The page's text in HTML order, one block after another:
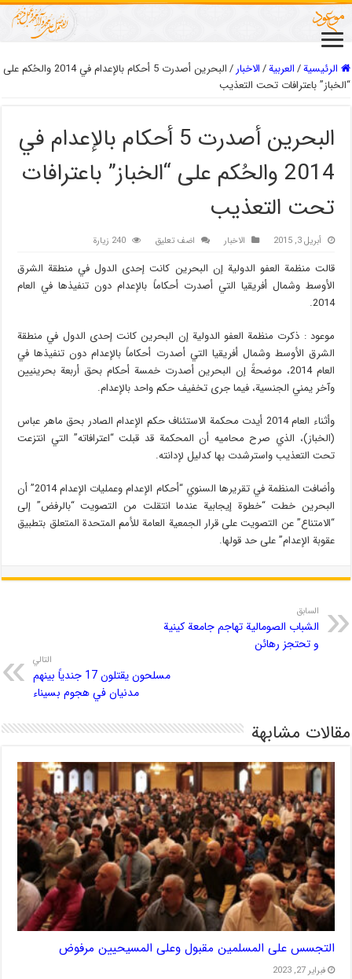
الرئيسية/العربیة/الاخبار/
البحرين أصدرت 5 أحكام بالإعدام في 2014 والحُكم على
“الخباز” باعترافات تحت التعذيب
البحرين أصدرت 5 أحكام بالإعدام في
2014 والحُكم على “الخباز” باعترافات
تحت التعذيب
أبريل 3, 2015 الاخبار اضف تعليق 240 زيارة
قالت منظمة العفو الدولية إن البحرين كانت إحدى الدول في منطقة الشرق
الأوسط وشمال أفريقيا التي أصدرت أحكاماً بالإعدام دون تنفيذها في العام
2014.
موعود : ذکرت منظمة العفو الدولية إن البحرين كانت إحدى الدول في منطقة
الشرق الأوسط وشمال أفريقيا التي أصدرت أحكاماً بالإعدام دون تنفيذها في
العام 2014، موضحةً إن البحرين أصدرت خمسة أحكام بحق أربعة بحرينيين
وآخر يمني الجنسية، فيما جرى تخفيف حكم واحد بالإعدام.
وأثناء العام 2014 أيدت محكمة الاستئناف حكم الإعدام الصادر بحق ماهر عباس
(الخباز)، الذي صرح محاميه أن المحكمة قد قبلت “اعترافاته” التي انتزعت
تحت التعذيب واسترشدت بها كدليل لإدانته.
وأضافت المنظمة في تقريرها السنوي “أحكام الإعدام وعمليات الإعدام 2014” أن
البحرين خطت “خطوة إيجابية عندما انتقلت من التصويت “بالرفض” إلى
“الامتناع” عن التصويت على قرار الجمعية العامة للأمم المتحدة المتعلق بتطبيق
عقوبة الإعدام” على حد قولها.
السابق
الشباب الصومالية تهاجم جامعة کينية
و تحتجز رهائن
التالي
مسلحون يقتلون 17 جندياً بينهم
مدنيان في هجوم بسيناء
مقالات مشابهة
التجسس على المسلمين مقبول وعلى المسيحيين مرفوض
فبراير 27, 2023